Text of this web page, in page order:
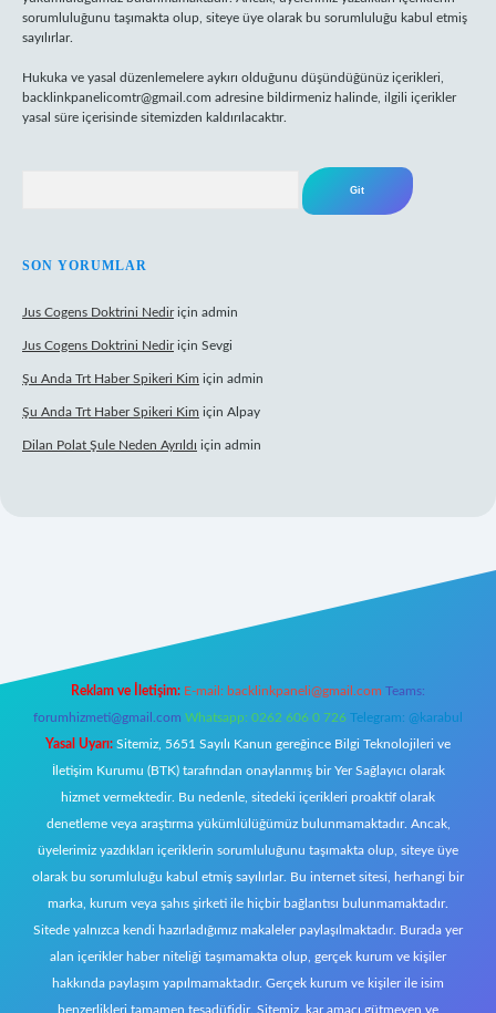
sorumluluğunu taşımakta olup, siteye üye olarak bu sorumluluğu kabul etmiş
sayılırlar.
Hukuka ve yasal düzenlemelere aykırı olduğunu düşündüğünüz içerikleri,
backlinkpanelicomtr@gmail.com adresine bildirmeniz halinde, ilgili içerikler
yasal süre içerisinde sitemizden kaldırılacaktır.
SON YORUMLAR
Jus Cogens Doktrini Nediriçin admin
Jus Cogens Doktrini Nediriçin Sevgi
Şu Anda Trt Haber Spikeri Kim için admin
Şu Anda Trt Haber Spikeri Kim için Alpay
Dilan Polat Şule Neden Ayrıldı için admin
Reklam ve İletişim: E-mail: backlinkpaneli@gmail.com Teams:
forumhizmeti@gmail.com Whatsapp: 0262 606 0 726 Telegram: @karabul
Yasal Uyarı: Sitemiz, 5651 Sayılı Kanun gereğince Bilgi Teknolojileri ve
İletişim Kurumu (BTK) tarafından onaylanmış bir Yer Sağlayıcı olarak
hizmet vermektedir. Bu nedenle, sitedeki içerikleri proaktif olarak
denetleme veya araştırma yükümlülüğümüz bulunmamaktadır. Ancak,
üyelerimiz yazdıkları içeriklerin sorumluluğunu taşımakta olup, siteye üye
olarak bu sorumluluğu kabul etmiş sayılırlar. Bu internet sitesi, herhangi bir
marka, kurum veya şahıs şirketi ile hiçbir bağlantısı bulunmamaktadır.
Sitede yalnızca kendi hazırladığımız makaleler paylaşılmaktadır. Burada yer
alan içerikler haber niteliği taşımamakta olup, gerçek kurum ve kişiler
hakkında paylaşım yapılmamaktadır. Gerçek kurum ve kişiler ile isim
benzerlikleri tamamen tesadüfidir. Sitemiz, kar amacı gütmeyen ve